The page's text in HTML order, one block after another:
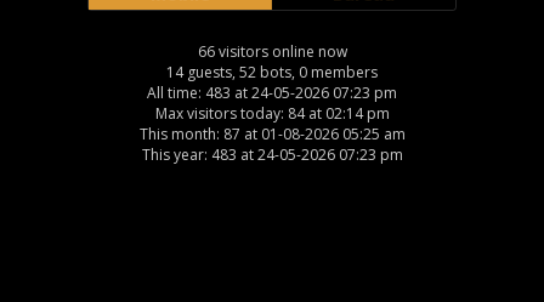
66 visitors online now
14 guests, 52 bots, 0 members
All time: 483 at 24-05-2026 07:23 pm
Max visitors today: 84 at 02:14 pm
This month: 87 at 01-08-2026 05:25 am
This year: 483 at 24-05-2026 07:23 pm